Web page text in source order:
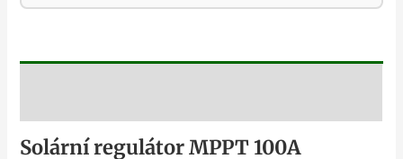
Solární regulátor MPPT 100A